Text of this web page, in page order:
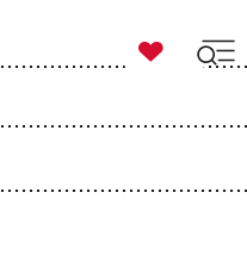

taz zahl ich